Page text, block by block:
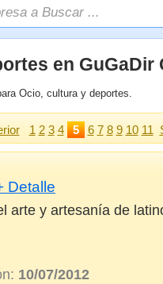
en GuGaDir
Ocio, cultura y deportes.
1 2 3 4 5 6 7 8 9 10 11
Detalle
arte y artesanía de
10/07/2012